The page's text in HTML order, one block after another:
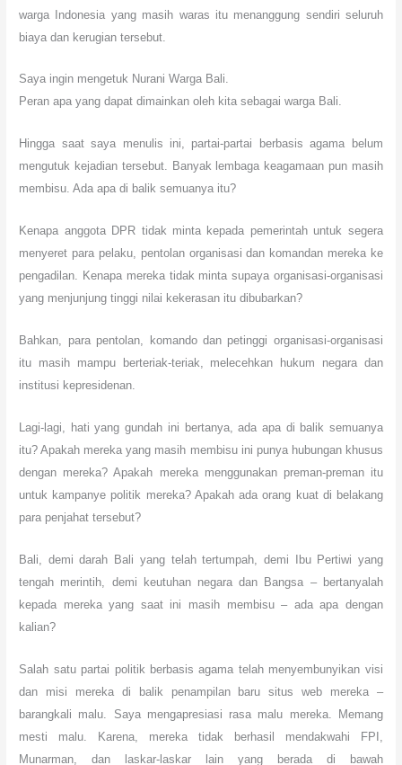
warga Indonesia yang masih waras itu menanggung sendiri seluruh
biaya dan kerugian tersebut.
Saya ingin mengetuk Nurani Warga Bali.
Peran apa yang dapat dimainkan oleh kita sebagai warga Bali.
Hingga saat saya menulis ini, partai-partai berbasis agama belum
mengutuk kejadian tersebut. Banyak lembaga keagamaan pun masih
membisu. Ada apa di balik semuanya itu?
Kenapa anggota DPR tidak minta kepada pemerintah untuk segera
menyeret para pelaku, pentolan organisasi dan komandan mereka ke
pengadilan. Kenapa mereka tidak minta supaya organisasi-organisasi
yang menjunjung tinggi nilai kekerasan itu dibubarkan?
Bahkan, para pentolan, komando dan petinggi organisasi-organisasi
itu masih mampu berteriak-teriak, melecehkan hukum negara dan
institusi kepresidenan.
Lagi-lagi, hati yang gundah ini bertanya, ada apa di balik semuanya
itu? Apakah mereka yang masih membisu ini punya hubungan khusus
dengan mereka? Apakah mereka menggunakan preman-preman itu
untuk kampanye politik mereka? Apakah ada orang kuat di belakang
para penjahat tersebut?
Bali, demi darah Bali yang telah tertumpah, demi Ibu Pertiwi yang
tengah merintih, demi keutuhan negara dan Bangsa – bertanyalah
kepada mereka yang saat ini masih membisu – ada apa dengan
kalian?
Salah satu partai politik berbasis agama telah menyembunyikan visi
dan misi mereka di balik penampilan baru situs web mereka –
barangkali malu. Saya mengapresiasi rasa malu mereka. Memang
mesti malu. Karena, mereka tidak berhasil mendakwahi FPI,
Munarman, dan laskar-laskar lain yang berada di bawah